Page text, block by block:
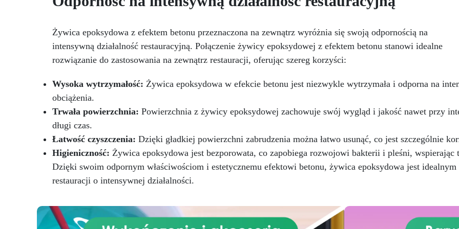
powietrza i zapewniająca
Bezpieczna i nietoksyczna,
wolna od BPA/VOC,
certyfikowana do długotrwałego
kontaktu ze skórą.
personalizowane wykończenie:
NCS, z wykończeniem w połysku.
Kryjąca już przy jednej warstwie.
Uniwersalna: Doskonała do
podłóg, parkingów, magazynów
przygotowanej stali.
Zgodność i bezpieczeństwo:
nr 305/2011 – Rozporządzeniem
CE zgodnie z normą EN 1504-2
oraz odpowiednią Deklaracją
Właściwości Użytkowych (DoP).
P1500 lub mniejszej i
pozbawione niedoskonałości
nawet na ciemniejszych
Żywica epoksydowa z efektem betonu przeznaczona na zewnątrz wyróżnia się swoją odpornością na
intensywną działalność restauracyjną. Połączenie żywicy epoksydowej z efektem betonu stanowi idealne
rozwiązanie do zastosowania na zewnątrz restauracji, oferując szereg korzyści:
Wysoka wytrzymałość: Żywica epoksydowa w efekcie betonu jest niezwykle wytrzymała i odporna na
obciążenia.
Trwała powierzchnia: Powierzchnia z żywicy epoksydowej zachowuje swój wygląd i jakość nawet przy
długi czas.
Łatwość czyszczenia: Dzięki gładkiej powierzchni zabrudzenia można łatwo usunąć, co jest szczególnie
Higieniczność: Żywica epoksydowa jest bezporowata, co zapobiega rozwojowi bakterii i pleśni, wspierając
Dzięki swoim odpornym właściwościom i estetycznemu efektowi betonu, żywica epoksydowa jest
restauracji o intensywnej działalności.